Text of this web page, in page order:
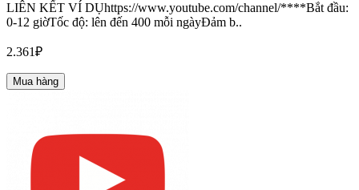
LIÊN KẾT VÍ DỤhttps://www.youtube.com/channel/****Bắt đầu:
0-12 giờTốc độ: lên đến 400 mỗi ngàyĐảm b..
2.361₽
Mua hàng